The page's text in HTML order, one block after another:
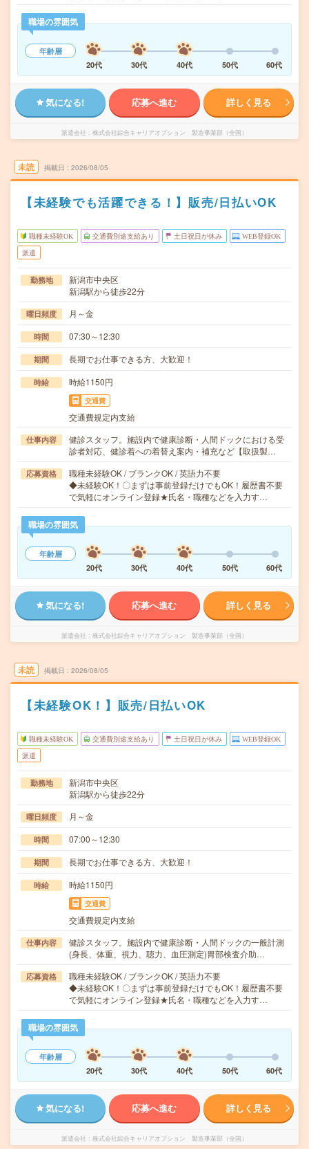
職場の雰囲気
年齢層
20代
30代 40代 50代 60代
気になる! 応募へ進む 詳しく見る
派遣会社 株式会社綜合キャリアオプション 製造事業部（全国）
未読 掲載日 2026/08/05
【未経験でも活躍できる！】販売/日払いOK
職種未経験OK 交通費別途支給あり 土日祝日が休み WEB登録OK
派遣
勤務地
新潟市中央区
新潟駅から徒歩22分
曜日頻度 月～金
時間 07:30～12:30
期間 長期でお仕事できる方、大歓迎！
時給 時給1150円
交通費
交通費規定内支給
仕事内容
健診スタッフ。施設内で健康診断・人間ドックにおける受
診者対応、健診着への着替え案内・補充など【取扱製…
応募資格
職種未経験OK / ブランクOK / 英語力不要
◆未経験OK！〇まずは事前登録だけでもOK！履歴書不要
で気軽にオンライン登録★氏名・職種などを入力す…
職場の雰囲気
年齢層
20代
30代 40代 50代 60代
気になる! 応募へ進む 詳しく見る
派遣会社 株式会社綜合キャリアオプション 製造事業部（全国）
未読 掲載日 2026/08/05
【未経験OK！】販売/日払いOK
職種未経験OK 交通費別途支給あり 土日祝日が休み WEB登録OK
派遣
勤務地
新潟市中央区
新潟駅から徒歩22分
曜日頻度 月～金
時間 07:00～12:30
期間 長期でお仕事できる方、大歓迎！
時給 時給1150円
交通費
交通費規定内支給
仕事内容
健診スタッフ。施設内で健康診断・人間ドックの一般計測
(身長、体重、視力、聴力、血圧測定)胃部検査介助…
応募資格
職種未経験OK / ブランクOK / 英語力不要
◆未経験OK！〇まずは事前登録だけでもOK！履歴書不要
で気軽にオンライン登録★氏名・職種などを入力す…
職場の雰囲気
年齢層
20代
30代 40代 50代 60代
気になる! 応募へ進む 詳しく見る
派遣会社 株式会社綜合キャリアオプション 製造事業部（全国）